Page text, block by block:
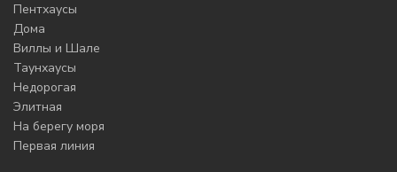
Пентхаусы
Дома
Виллы и Шале
Таунхаусы
Недорогая
Элитная
На берегу моря
Первая линия